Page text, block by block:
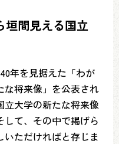
垣間見える国立
年を見据えた「わが
な将来像」を公表され
立大学の新たな将来像
て、その中で掲げら
ただければと存じま